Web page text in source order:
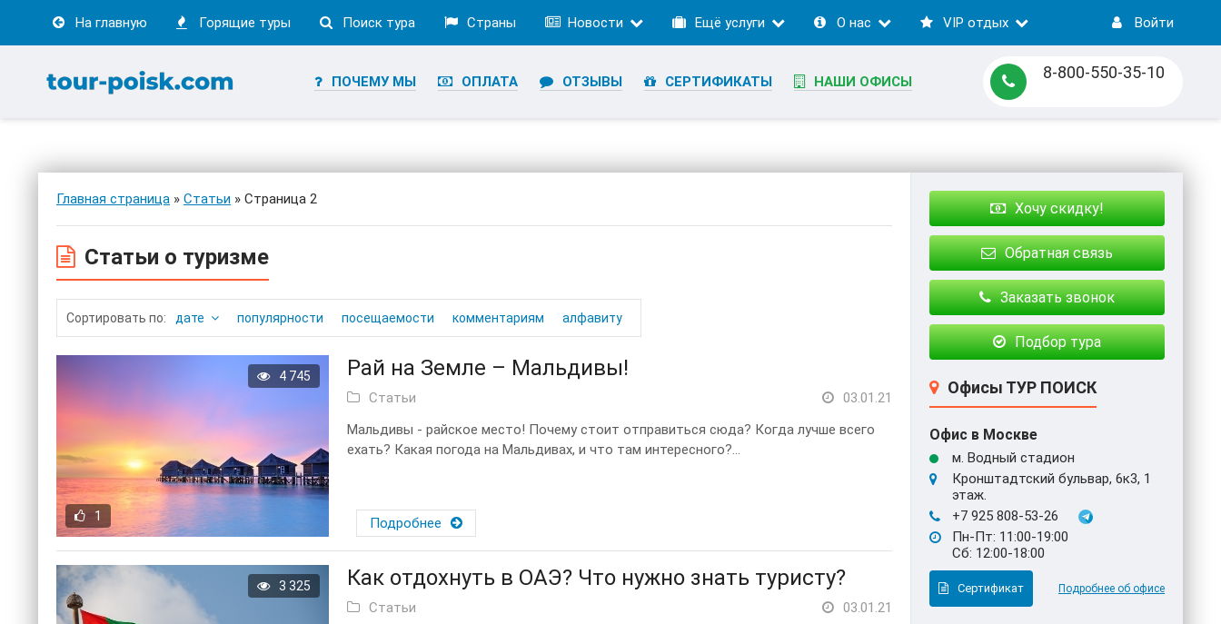
На главную Горящие туры Поиск тура Страны Новости Ещё услуги О нас VIP отдых Войти
ПОЧЕМУ МЫ ОПЛАТА ОТЗЫВЫ СЕРТИФИКАТЫ НАШИ ОФИСЫ 8-800-550-35-10
Главная страница » Статьи » Страница 2
Статьи о туризме
дате популярности посещаемости комментариям алфавиту
1
4 745 Рай на Земле – Мальдивы!
Статьи
03.01.21
Мальдивы - райское место! Почему стоит отправиться сюда? Когда лучше всего
ехать? Какая погода на Мальдивах, и что там интересного?...
Подробнее
3 325 Как отдохнуть в ОАЭ? Что нужно знать туристу?
Статьи
03.01.21
Хочу скидку!
Обратная связь
Заказать звонок
Подбор тура
Офисы ТУР ПОИСК
Офис в Москве
м. Водный стадион
Кронштадтский бульвар, 6к3, 1
этаж.
+7 925 808-53-26
Пн-Пт: 11:00-19:00
Сб: 12:00-18:00
Сертификат Подробнее об офисе